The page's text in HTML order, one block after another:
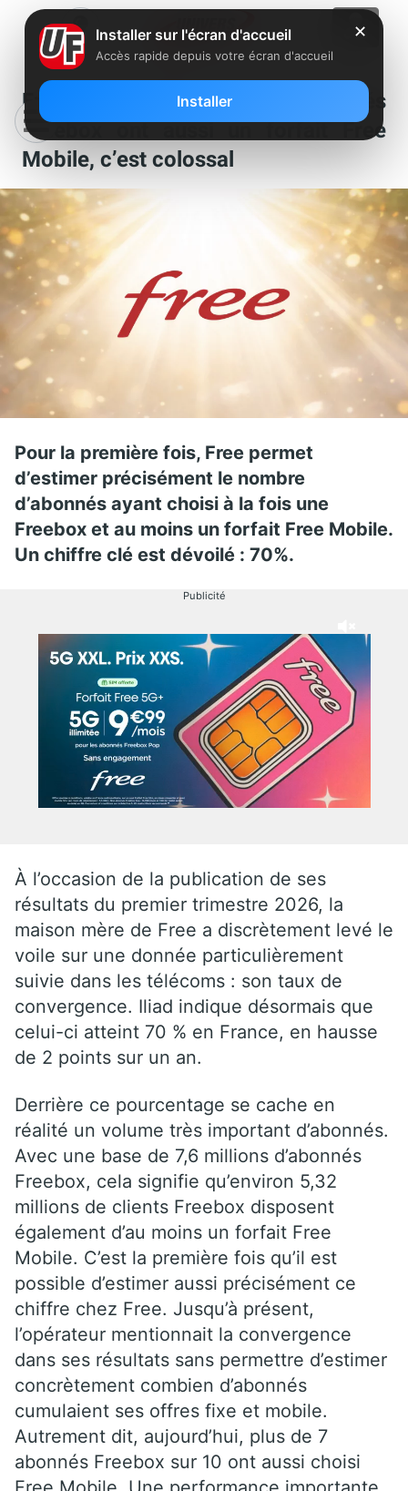
Free révèle enfin combien d’abonnés
Freebox ont aussi un forfait Free
Mobile, c’est colossal
Pour la première fois, Free permet
d’estimer précisément le nombre
d’abonnés ayant choisi à la fois une
Freebox et au moins un forfait Free Mobile.
Un chiffre clé est dévoilé : 70%.
Publicité
À l’occasion de la publication de ses
résultats du premier trimestre 2026, la
maison mère de Free a discrètement levé le
voile sur une donnée particulièrement
suivie dans les télécoms : son taux de
convergence. Iliad indique désormais que
celui-ci atteint 70 % en France, en hausse
de 2 points sur un an.
Derrière ce pourcentage se cache en
réalité un volume très important d’abonnés.
Avec une base de 7,6 millions d’abonnés
Freebox, cela signifie qu’environ 5,32
millions de clients Freebox disposent
également d’au moins un forfait Free
Mobile. C’est la première fois qu’il est
possible d’estimer aussi précisément ce
chiffre chez Free. Jusqu’à présent,
l’opérateur mentionnait la convergence
dans ses résultats sans permettre d’estimer
concrètement combien d’abonnés
cumulaient ses offres fixe et mobile.
Autrement dit, aujourd’hui, plus de 7
abonnés Freebox sur 10 ont aussi choisi
✕
Installer sur l'écran d'accueil
Accès rapide depuis votre écran d'accueil
Installer